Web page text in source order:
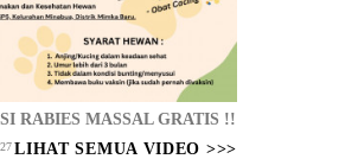
RABIES MASSAL GRATIS !!
LIHAT SEMUA VIDEO >>>